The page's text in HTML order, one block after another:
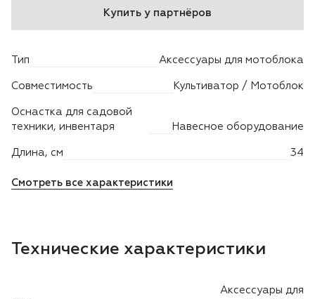
Двигатели
Аксессуары
Дровоколы
Купить у партнёров
Тип Аксессуары для мотоблока
Совместимость Культиватор / Мотоблок
Оснастка для садовой
техники, инвентаря
Навесное оборудование
Длина, см 34
Смотреть все характеристики
Технические характеристики
Аксессуары для